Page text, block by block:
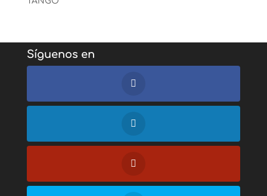
Síguenos en